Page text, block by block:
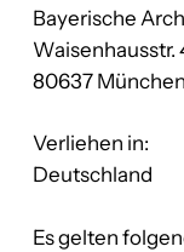
Bayerische
Waisenhausstr.
80637 München
Verliehen in:
Deutschland
Es gelten